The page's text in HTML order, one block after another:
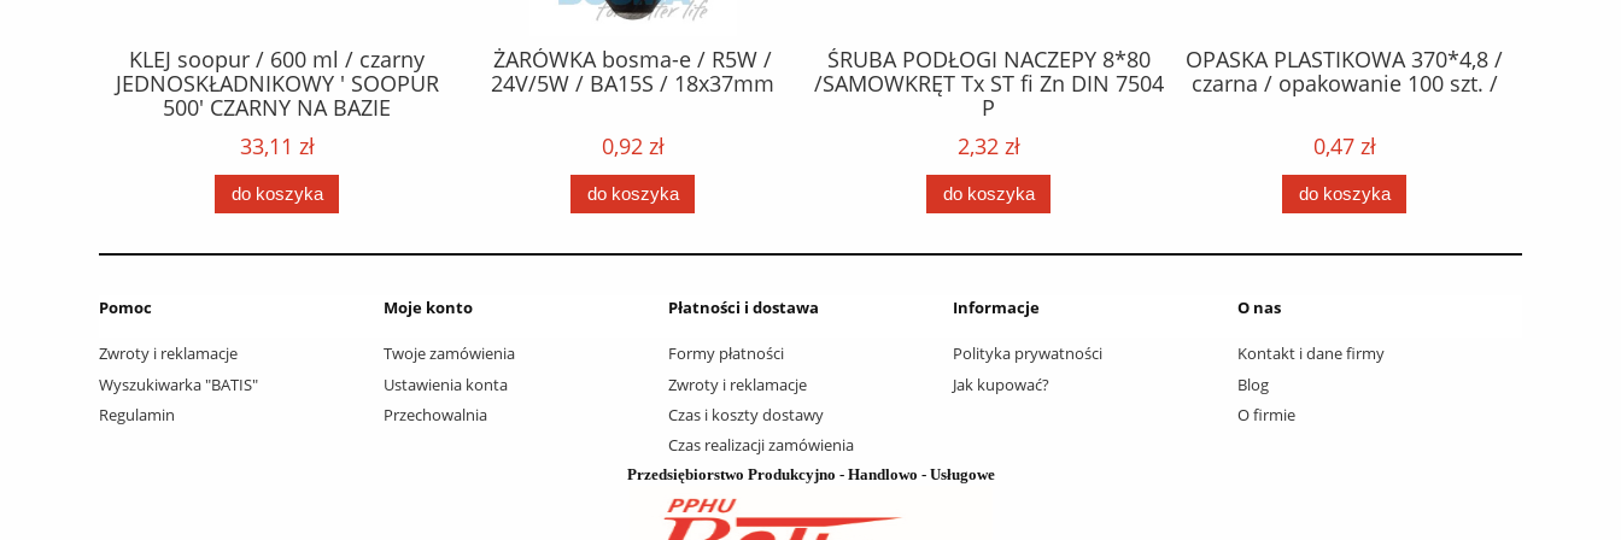
KLEJ soopur / 600 ml / czarny
JEDNOSKŁADNIKOWY ' SOOPUR
500' CZARNY NA BAZIE
POLIURETANU/ kolor - czarny /
karton 20 szt. / pistolet do kleju
307730 /
33,11 zł
do koszyka
ŻARÓWKA bosma-e / R5W /
24V/5W / BA15S / 18x37mm
0,92 zł
do koszyka
ŚRUBA PODŁOGI NACZEPY 8*80
/SAMOWKRĘT Tx ST fi Zn DIN 7504
P
2,32 zł
do koszyka
OPASKA PLASTIKOWA 370*4,8 /
czarna / opakowanie 100 szt. /
0,47 zł
do koszyka
Pomoc
Zwroty i reklamacje
Wyszukiwarka "BATIS"
Regulamin
Moje konto
Twoje zamówienia
Ustawienia konta
Przechowalnia
Płatności i dostawa
Formy płatności
Zwroty i reklamacje
Czas i koszty dostawy
Czas realizacji zamówienia
Informacje
Polityka prywatności
Jak kupować?
O nas
Kontakt i dane firmy
Blog
O firmie
Przedsiębiorstwo Produkcyjno - Handlowo - Usługowe